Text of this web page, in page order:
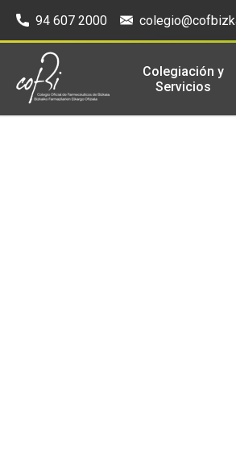
94 607 2000
Colegiación y
Servicios